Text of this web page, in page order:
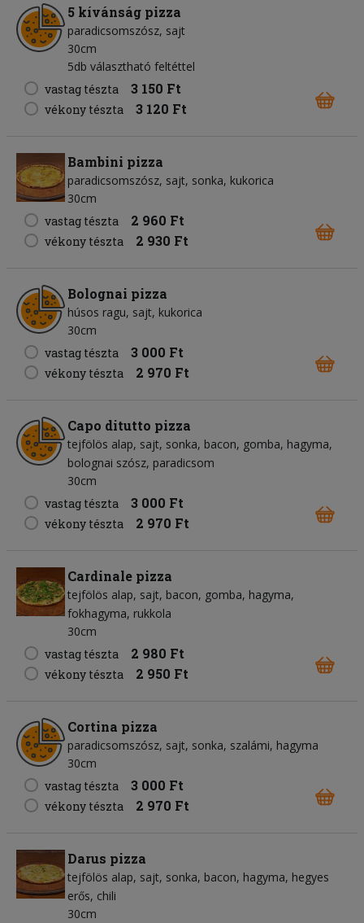
5 kívánság pizza
paradicsomszósz sajt
30cm
5db választható feltéttel
vastag tészta
3 150 Ft
vékony tészta 3 120 Ft
Bambini pizza
paradicsomszósz sajt sonka kukorica
30cm
vastag tészta
2 960 Ft
vékony tészta 2 930 Ft
Bolognai pizza
húsos ragu sajt kukorica
30cm
vastag tészta
3 000 Ft
vékony tészta 2 970 Ft
Capo ditutto pizza
tejfölös alap sajt sonka bacon gomba hagyma
bolognai szósz paradicsom
30cm
vastag tészta
3 000 Ft
vékony tészta 2 970 Ft
Cardinale pizza
tejfölös alap sajt bacon gomba hagyma
fokhagyma rukkola
30cm
vastag tészta
2 980 Ft
vékony tészta 2 950 Ft
Cortina pizza
paradicsomszósz sajt sonka szalámi hagyma
30cm
vastag tészta
3 000 Ft
vékony tészta 2 970 Ft
Darus pizza
tejfölös alap sajt sonka bacon hagyma hegyes
erős chili
30cm